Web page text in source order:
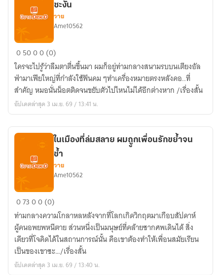
พันธุ์
พ่อ
มด
มังกร
ผม
เผลอ
ฮีต
จน
ท้อง
ลูก
มาเฟีย
ซะ
ซะงั้น
วาย
Ame10562
05000 (0)
ใครจะไปรู้ว่าลืมตาตื่นขึ้นมา ผมก็อยู่ท่ามกลางสนามรบบนเตียงอัล
ฟ่ามาเฟียใหญ่ที่กำลังใช้ฟันคม ๆทำเครื่องหมายตรงหลังคอ..ที่
สำคัญ หมอนั่นน็อตติดจนขยับตัวไปไหนไม่ได้อีกต่างหาก /เรื่องสั้น
อัปเดตล่าสุด 3 เม.ย. 69 / 13:41 น.
ใน
เมือง
ที่
ล่ม
สลาย
ผม
ถููก
ในเมืองที่ล่มสลาย ผมถููกเพื่อนรักขย้ำจน
ช้ำ
วาย
Ame10562
07300 (0)
ท่ามกลางความโกลาหลหลังจากที่โลกเกิดวิกฤตมาเกือบสัปดาห์
ผู้คนอพยพหนีตาย ส่วนหนึ่งเป็นมนุษย์ที่คล้ายซากศพเดินได้ สิ่ง
เดียวที่โจคิดได้ในสถานการณ์นั้น คือเขาต้องทำให้เพื่อนสมัยเรียน
เป็นของเขาซะ…/เรื่องสั้น
อัปเดตล่าสุด 3 เม.ย. 69 / 13:40 น.